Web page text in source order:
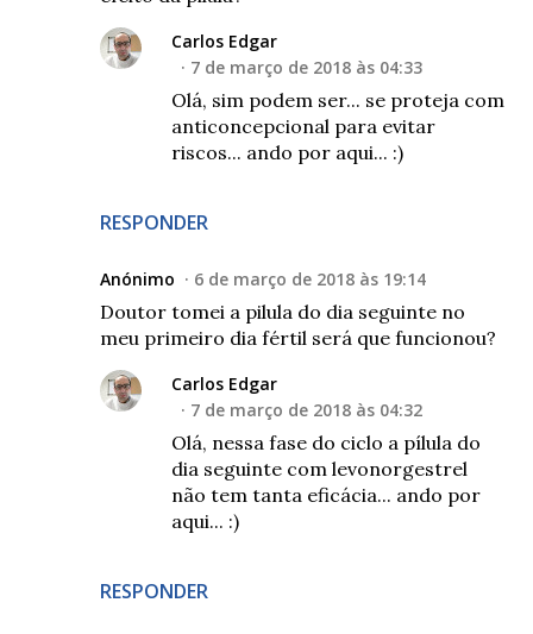
RESPONDER
Carlos Edgar
7 de março de 2018 às 04:33
Olá, sim podem ser... se proteja com
anticoncepcional para evitar
riscos... ando por aqui... :)
Anónimo 6 de março de 2018 às 19:14
Doutor tomei a pilula do dia seguinte no
meu primeiro dia fértil será que funcionou?
RESPONDER
Carlos Edgar
7 de março de 2018 às 04:32
Olá, nessa fase do ciclo a pílula do
dia seguinte com levonorgestrel
não tem tanta eficácia... ando por
aqui... :)